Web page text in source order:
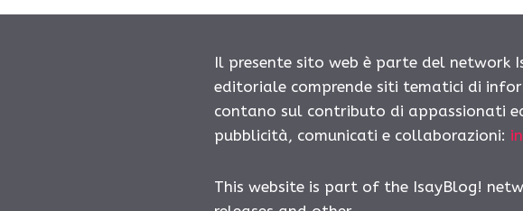
Il presente sito web è parte del network
editoriale comprende siti tematici di
contano sul contributo di appassionati
pubblicità, comunicati e collaborazioni:
This website is part of the IsayBlog!